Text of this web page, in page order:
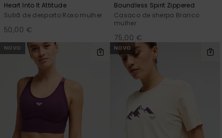
Heart Into It Attitude
Sutiã de desporto Roxo mulher
50,00 €
Boundless Spirit Zippered
Casaco de sherpa Branco
mulher
75,00 €
NOVO NOVO